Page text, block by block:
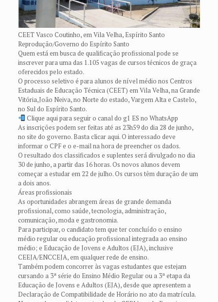
CEET Vasco Coutinho, em Vila Velha, Espírito Santo
Reprodução/Governo do Espírito Santo
Quem está em busca de qualificação profissional pode se
inscrever para uma das 1.105 vagas de cursos técnicos de graça
oferecidos pelo estado.
O processo seletivo é para alunos de nível médio nos Centros
Estaduais de Educação Técnica (CEET) em Vila Velha, na Grande
Vitória,João Neiva, no Norte do estado, Vargem Alta e Castelo,
no Sul do Espírito Santo.
Clique aqui para seguir o canal do g1 ES no WhatsApp
As inscrições podem ser feitas até as 23h59 do dia 28 de junho,
no site do governo. Basta clicar aqui. O interessado deve
informar o CPF e o e-mail na hora de preencher os dados.
O resultado dos classificados e suplentes será divulgado no dia
30 de junho, a partir das 16 horas. Os novos alunos devem
começar a estudar em 22 de julho. Os cursos têm duração de um
a dois anos.
Áreas profissionais
As oportunidades abrangem áreas de grande demanda
profissional, como saúde, tecnologia, administração,
comunicação, moda e gastronomia.
Para participar, o candidato tem que ter concluído o ensino
médio regular ou educação profissional integrada ao ensino
médio; e Educação de Jovens e Adultos (EJA), inclusive
CEEJA/ENCCEJA, em qualquer rede de ensino.
Também podem concorrer às vagas estudantes que estejam
cursando a 3ª série do Ensino Médio Regular ou a 3ª etapa da
Educação de Jovens e Adultos (EJA), desde que apresentem a
Declaração de Compatibilidade de Horário no ato da matrícula.